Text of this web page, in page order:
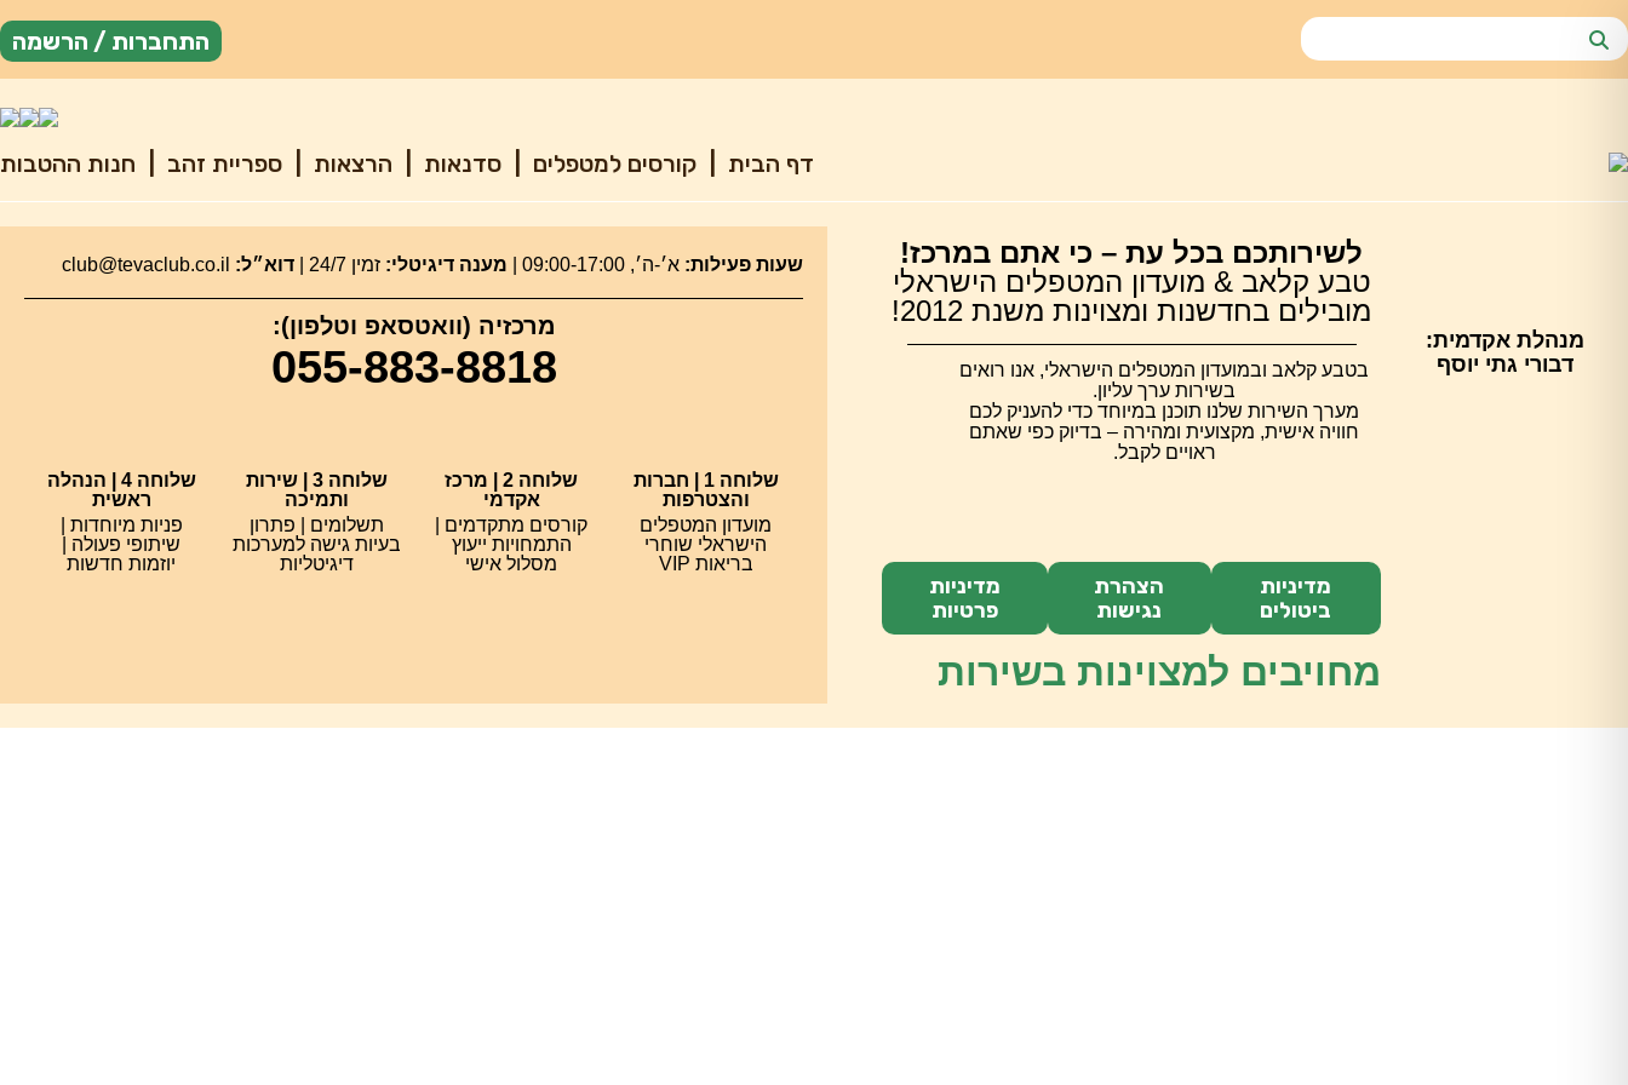
התחברות / הרשמה
דף הבית קורסים למטפלים סדנאות הרצאות ספריית זהב חנות ההטבות
מנהלת אקדמית:
דבורי גתי יוסף
לשירותכם בכל עת – כי אתם במרכז!
טבע קלאב & מועדון המטפלים הישראלי
מובילים בחדשנות ומצוינות משנת 2012!
בטבע קלאב ובמועדון המטפלים הישראלי, אנו רואים
בשירות ערך עליון.
מערך השירות שלנו תוכנן במיוחד כדי להעניק לכם
חוויה אישית, מקצועית ומהירה – בדיוק כפי שאתם
ראויים לקבל.
מדיניות
ביטולים
הצהרת
נגישות
מדיניות
פרטיות
מחויבים למצוינות בשירות
שעות פעילות: א׳-ה׳, 09:00-17:00 | מענה דיגיטלי: זמין 24/7 | דוא״ל:
מרכזיה (וואטסאפ וטלפון):
055-883-8818
שלוחה 1 | חברות
והצטרפות
מועדון המטפלים
הישראלי שוחרי
בריאות VIP
שלוחה 2 | מרכז
אקדמי
קורסים מתקדמים |
התמחויות ייעוץ
מסלול אישי
שלוחה 3 | שירות
ותמיכה
תשלומים | פתרון
בעיות גישה למערכות
דיגיטליות
שלוחה 4 | הנהלה
ראשית
פניות מיוחדות |
שיתופי פעולה |
יוזמות חדשות